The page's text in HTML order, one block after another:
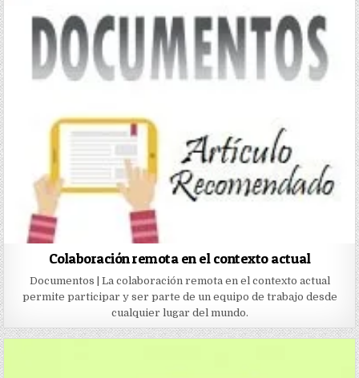
Colaboración remota en el contexto actual
Documentos | La colaboración remota en el contexto actual
permite participar y ser parte de un equipo de trabajo desde
cualquier lugar del mundo.